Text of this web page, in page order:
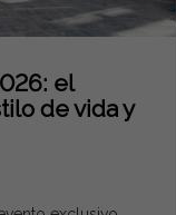
objetivos
tambores y los
el
de vida y